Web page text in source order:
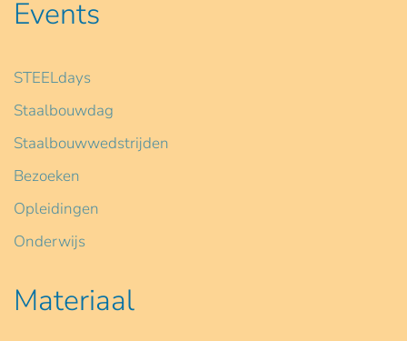
Events
STEELdays
Staalbouwdag
Staalbouwwedstrijden
Bezoeken
Opleidingen
Onderwijs
Materiaal